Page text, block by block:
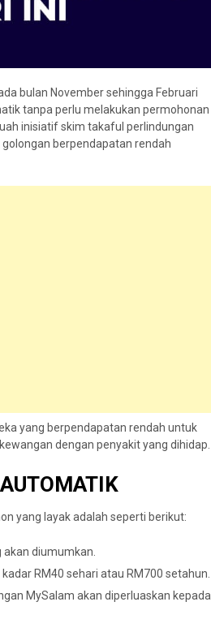
bulan November sehingga Februari
tanpa perlu melakukan permohonan
inisiatif skim takaful perlindungan
berpendapatan rendah
yang berpendapatan rendah untuk
dengan penyakit yang dihidap.
yang layak adalah seperti berikut:
diumumkan.
RM40 sehari atau RM700 setahun.
MySalam akan diperluaskan kepada